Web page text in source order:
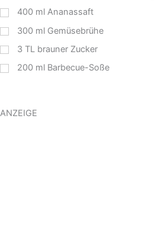
400 ml Ananassaft
300 ml Gemüsebrühe
3 TL brauner Zucker
200 ml Barbecue-Soße
ANZEIGE